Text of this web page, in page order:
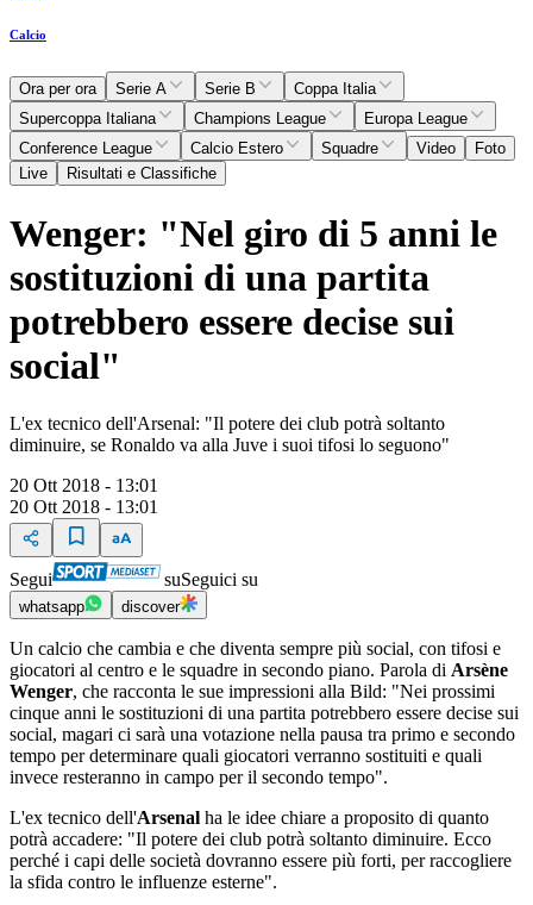
Calcio
Ora per ora Serie A Serie B
Coppa Italia
Supercoppa Italiana
Champions League
Europa League
Conference League
Calcio Estero Squadre Video
Foto
Live
Risultati e Classifiche
Wenger: "Nel giro di 5 anni le
sostituzioni di una partita
potrebbero essere decise sui
social"
L'ex tecnico dell'Arsenal: "Il potere dei club potrà soltanto
diminuire, se Ronaldo va alla Juve i suoi tifosi lo seguono"
20 Ott 2018 - 13:01
20 Ott 2018 - 13:01
Segui suSeguici su
whatsapp discover
Un calcio che cambia e che diventa sempre più social, con tifosi e
giocatori al centro e le squadre in secondo piano. Parola di Arsène
Wenger, che racconta le sue impressioni alla Bild: "Nei prossimi
cinque anni le sostituzioni di una partita potrebbero essere decise sui
social, magari ci sarà una votazione nella pausa tra primo e secondo
tempo per determinare quali giocatori verranno sostituiti e quali
invece resteranno in campo per il secondo tempo".
L'ex tecnico dell'Arsenal ha le idee chiare a proposito di quanto
potrà accadere: "Il potere dei club potrà soltanto diminuire. Ecco
perché i capi delle società dovranno essere più forti, per raccogliere
la sfida contro le influenze esterne".